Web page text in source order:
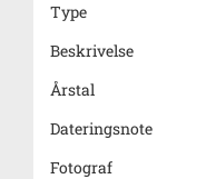
Type
Beskrivelse
Årstal
Dateringsnote
Fotograf